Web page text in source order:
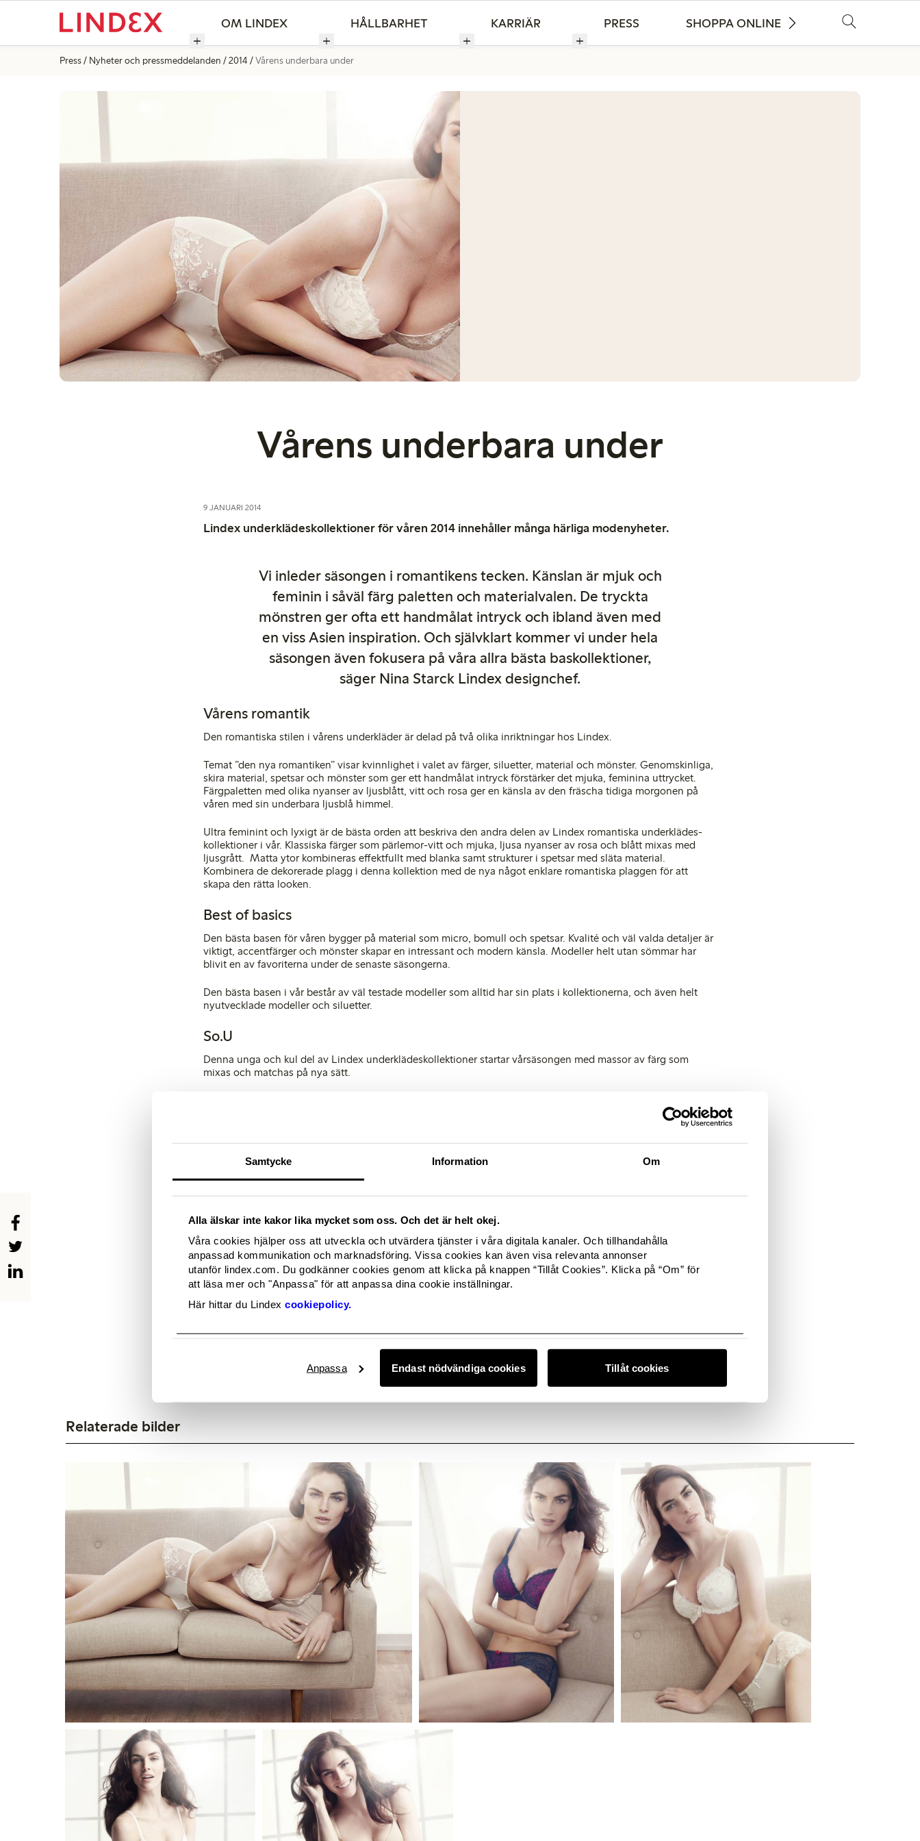
Samtycke Information Om
Alla älskar inte kakor lika mycket som oss. Och det är helt okej.
Våra cookies hjälper oss att utveckla och utvärdera tjänster i våra digitala kanaler. Och tillhandahålla
anpassad kommunikation och marknadsföring. Vissa cookies kan även visa relevanta annonser
utanför lindex.com. Du godkänner cookies genom att klicka på knappen “Tillåt Cookies”. Klicka på “Om” för
att läsa mer och "Anpassa" för att anpassa dina cookie inställningar.
Här hittar du Lindex cookiepolicy.
Endast nödvändiga cookies
Anpassa Tillåt cookies
OM LINDEX HÅLLBARHET KARRIÄR PRESS SHOPPA ONLINE
Press Nyheter och pressmeddelanden 2014 Vårens underbara under
Vårens underbara under
9 JANUARI 2014
Lindex underklädes­kollektioner för våren 2014 innehåller många härliga modenyheter.
Vi inleder säsongen i romantikens tecken. Känslan är mjuk och
feminin i såväl färg paletten och materialvalen. De tryckta
mönstren ger ofta ett handmålat intryck och ibland även med
en viss Asien inspiration. Och självklart kommer vi under hela
säsongen även fokusera på våra allra bästa baskollektioner,
säger Nina Starck Lindex designchef.
Vårens romantik
Den romantiska stilen i vårens underkläder är delad på två olika inriktningar hos Lindex.
Temat ”den nya romantiken” visar kvinnlighet i valet av färger, siluetter, material och mönster. Genomskinliga,
skira material, spetsar och mönster som ger ett handmålat intryck förstärker det mjuka, feminina uttrycket.
Färgpaletten med olika nyanser av ljusblått, vitt och rosa ger en känsla av den fräscha tidiga morgonen på
våren med sin underbara ljusblå himmel.
Ultra feminint och lyxigt är de bästa orden att beskriva den andra delen av Lindex romantiska underklädes­
kollektioner i vår. Klassiska färger som pärlemor-vitt och mjuka, ljusa nyanser av rosa och blått mixas med
ljusgrått. Matta ytor kombineras effektfullt med blanka samt strukturer i spetsar med släta material.
Kombinera de dekorerade plagg i denna kollektion med de nya något enklare romantiska plaggen för att
skapa den rätta looken.
Best of basics
Den bästa basen för våren bygger på material som micro, bomull och spetsar. Kvalité och väl valda detaljer är
viktigt, accentfärger och mönster skapar en intressant och modern känsla. Modeller helt utan sömmar har
blivit en av favoriterna under de senaste säsongerna.
Den bästa basen i vår består av väl testade modeller som alltid har sin plats i kollektionerna, och även helt
nyutvecklade modeller och siluetter.
So.U
Denna unga och kul del av Lindex underklädes­kollektioner startar vårsäsongen med massor av färg som
mixas och matchas på nya sätt.
urbana, ibland även rebelliska kulturer vilket märks i de djärva färgerna och mönster inspirerade från tropiken.
Nyckel plagg är mjuka bh-modeller i släta material utan sömmar samt mjuka modeller helt i spets. Svarta, vita
För fler och högupplösta bilder, besök
Nyhet! Prenumererapå Lindex nyheter och följ Lindex i sociala medier.
För mer information, kontakta:
Helen Nord
Showroom Coordinator, Lindex
Phone: +46 (0)31 739 53 39
E-mail:[email protected]
Relaterade bilder